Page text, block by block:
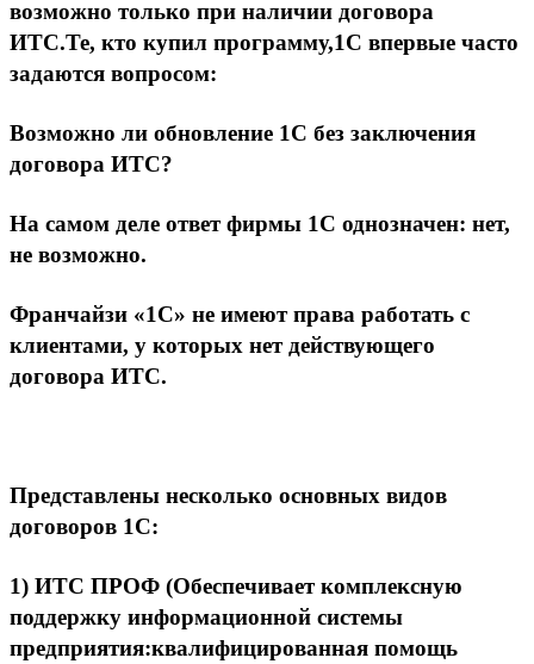
возможно только при наличии договора
ИТС.Те, кто купил программу,1С впервые часто
задаются вопросом:
Возможно ли обновление 1С без заключения
договора ИТС?
На самом деле ответ фирмы 1С однозначен: нет,
не возможно.
Франчайзи «1С» не имеют права работать с
клиентами, у которых нет действующего
договора ИТС.
Представлены несколько основных видов
договоров 1С:
1) ИТС ПРОФ (Обеспечивает комплексную
поддержку информационной системы
предприятия:квалифицированная помощь